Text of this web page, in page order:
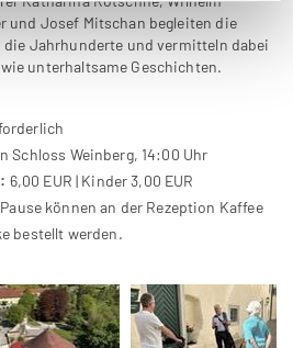
und Josef Mitschan begleiten die
die Jahrhunderte und vermitteln dabei
unterhaltsame Geschichten.
Schloss Weinberg, 14:00 Uhr
6,00 EUR | Kinder 3,00 EUR
können an der Rezeption Kaffee
bestellt werden.